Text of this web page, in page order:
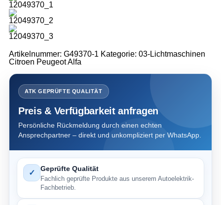
Artikelnummer: G49370-1 Kategorie: 03-Lichtmaschinen
Citroen Peugeot Alfa
ATK GEPRÜFTE QUALITÄT
Preis & Verfügbarkeit anfragen
Persönliche Rückmeldung durch einen echten
Ansprechpartner – direkt und unkompliziert per WhatsApp.
✓ Geprüfte Qualität
Fachlich geprüfte Produkte aus unserem Autoelektrik-
Fachbetrieb.